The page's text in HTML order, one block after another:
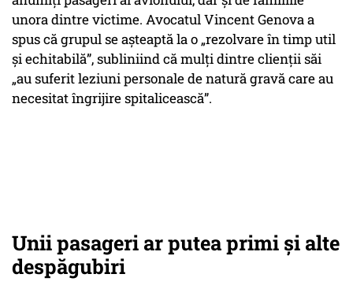
unora dintre victime. Avocatul Vincent Genova a
spus că grupul se așteaptă la o „rezolvare în timp util
și echitabilă”, subliniind că mulți dintre clienții săi
„au suferit leziuni personale de natură gravă care au
necesitat îngrijire spitalicească”.
Unii pasageri ar putea primi și alte
despăgubiri